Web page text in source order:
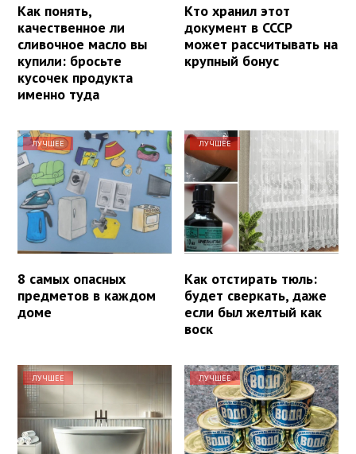
Как понять,
качественное ли
сливочное масло вы
купили: бросьте
кусочек продукта
именно туда
Кто хранил этот
документ в СССР
может рассчитывать на
крупный бонус
ЛУЧШЕЕ
8 самых опасных
предметов в каждом
доме
ЛУЧШЕЕ
Как отстирать тюль:
будет сверкать, даже
если был желтый как
воск
ЛУЧШЕЕ ЛУЧШЕЕ